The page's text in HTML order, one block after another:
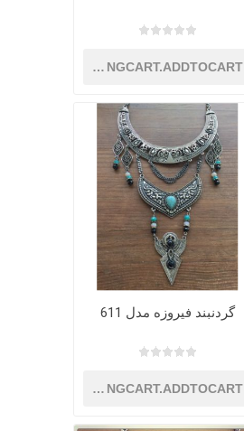
SHOPPINGCART.ADDTOCART
گردنبند فیروزه مدل 611
SHOPPINGCART.ADDTOCART